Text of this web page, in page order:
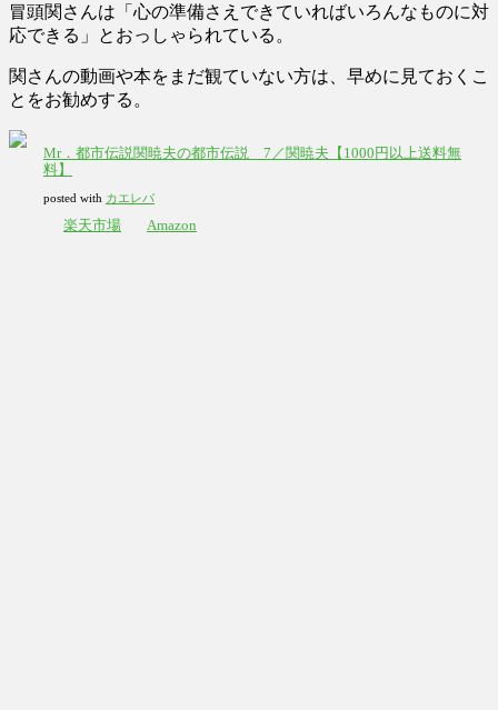
冒頭関さんは「心の準備さえできていればいろんなものに対
応できる」とおっしゃられている。
関さんの動画や本をまだ観ていない方は、早めに見ておくこ
とをお勧めする。
Mr．都市伝説関暁夫の都市伝説 7／関暁夫【1000円以上送料無
料】
posted with カエレバ
楽天市場 Amazon